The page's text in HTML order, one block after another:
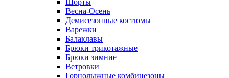
Шорты
Весна-Осень
Демисезонные костюмы
Варежки
Балаклавы
Брюки трикотажные
Брюки зимние
Ветровки
Горнолыжные комбинезоны